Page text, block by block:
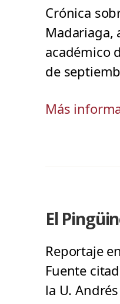
Crónica
Madariaga,
académico
de
Más
El
Reportaje
Fuente
la U.